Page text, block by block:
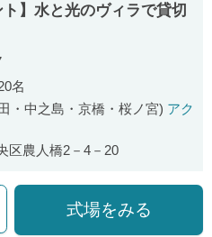
ト】水と光のヴィラで貸切
ミ評価
名
・中之島・京橋・桜ノ宮) アク
区農人橋2－4－20
式場をみる